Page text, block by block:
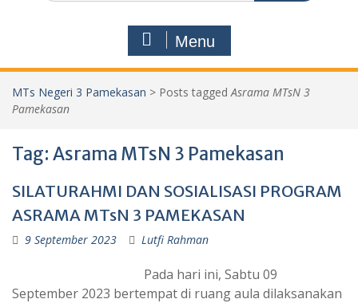
Menu
MTs Negeri 3 Pamekasan > Posts taggedAsrama MTsN 3
Pamekasan
Tag: Asrama MTsN 3 Pamekasan
SILATURAHMI DAN SOSIALISASI PROGRAM
ASRAMA MTsN 3 PAMEKASAN
9 September 2023 Lutfi Rahman
Pada hari ini, Sabtu 09
September 2023 bertempat di ruang aula dilaksanakan